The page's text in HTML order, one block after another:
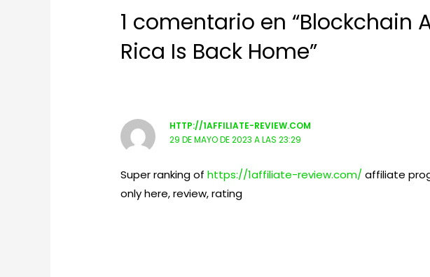
entradas
1 comentario en “Blockchain
Rica Is Back Home”
HTTP://1AFFILIATE-REVIEW.COM
29 DE MAYO DE 2023 A LAS 23:29
Super ranking ofhttps://1affiliate-review.com/affiliate
only here, review, rating